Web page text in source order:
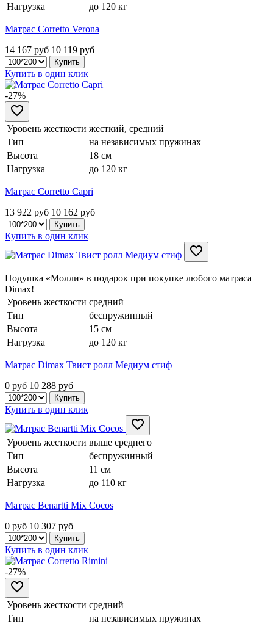
Нагрузка
до 120 кг
Матрас Corretto Verona
14 167 руб 10 119 руб
Купить в один клик
-27%
Уровень жесткости жесткий, средний
Тип
на независимых пружинах
Высота
18 см
Нагрузка
до 120 кг
Матрас Corretto Capri
13 922 руб 10 162 руб
Купить в один клик
Подушка «Молли» в подарок при покупке любого матраса
Dimax!
Уровень жесткости средний
Тип
беспружинный
Высота
15 см
Нагрузка
до 120 кг
Матрас Dimax Твист ролл Медиум стиф
0 руб 10 288 руб
Купить в один клик
Уровень жесткости выше среднего
Тип
беспружинный
Высота
11 см
Нагрузка
до 110 кг
Матрас Benartti Mix Cocos
0 руб 10 307 руб
Купить в один клик
-27%
Уровень жесткости средний
Тип
на независимых пружинах